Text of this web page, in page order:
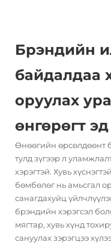
Брэндийн
байдалдаа
оруулах
өнгөрөгт
Өнөөгийн өрсөлдөөнт
тулд зүгээр л
хэрэгтэй. Хувь
бөмбөлөг нь амьсгал
санагдахуйц
брэндийн хэрэгсэл
мягтар, хувь хүнд
сануулах зэрэгцээ